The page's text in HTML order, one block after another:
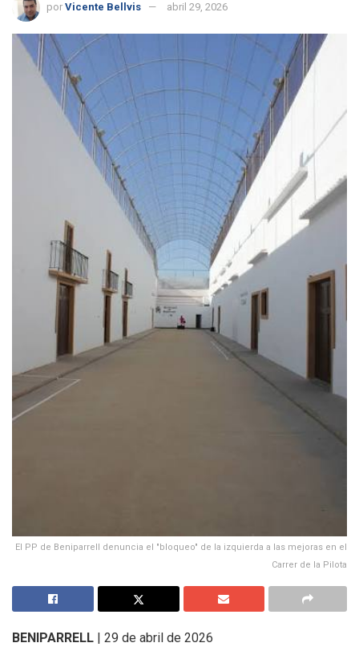
por Vicente Bellvis abril 29, 2026
El PP de Beniparrell denuncia el "bloqueo" de la izquierda a las mejoras en el
Carrer de la Pilota
BENIPARRELL | 29 de abril de 2026